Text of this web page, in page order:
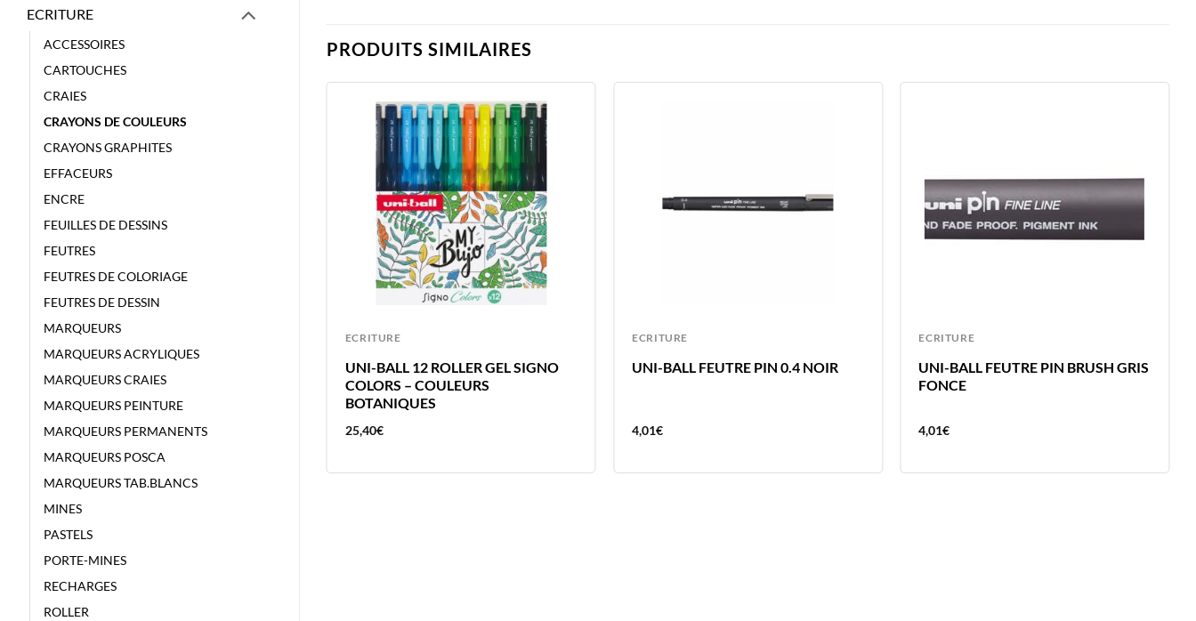
ECRITURE
ACCESSOIRES
CARTOUCHES
CRAIES
CRAYONS DE COULEURS
CRAYONS GRAPHITES
EFFACEURS
ENCRE
FEUILLES DE DESSINS
FEUTRES
FEUTRES DE COLORIAGE
FEUTRES DE DESSIN
MARQUEURS
MARQUEURS ACRYLIQUES
MARQUEURS CRAIES
MARQUEURS PEINTURE
MARQUEURS PERMANENTS
MARQUEURS POSCA
MARQUEURS TAB.BLANCS
MINES
PASTELS
PORTE-MINES
RECHARGES
ROLLER
PRODUITS SIMILAIRES
ECRITURE
UNI-BALL 12 ROLLER GEL SIGNO
COLORS – COULEURS
BOTANIQUES
25,40€
ECRITURE
UNI-BALL FEUTRE PIN 0.4 NOIR
4,01€
ECRITURE
UNI-BALL FEUTRE PIN BRUSH GRIS
FONCE
4,01€
ECRITURE
SEPIA
4,01€